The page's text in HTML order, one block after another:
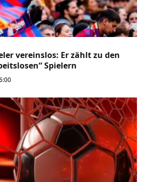
vereinslos: Er zählt zu den
Spielern